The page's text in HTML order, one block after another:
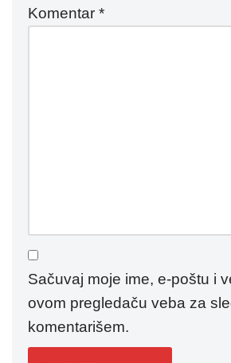
Komentar *
Sačuvaj moje ime, e-poštu i
ovom pregledaču veba za
komentarišem.